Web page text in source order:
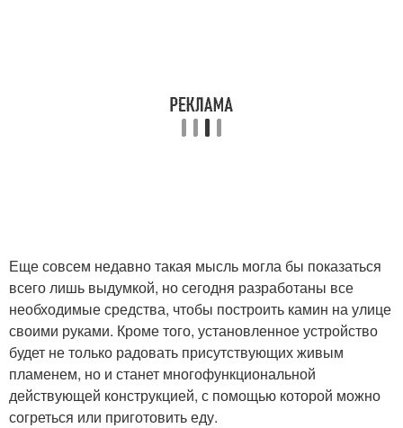
Еще совсем недавно такая мысль могла бы показаться
всего лишь выдумкой, но сегодня разработаны все
необходимые средства, чтобы построить камин на улице
своими руками. Кроме того, установленное устройство
будет не только радовать присутствующих живым
пламенем, но и станет многофункциональной
действующей конструкцией, с помощью которой можно
согреться или приготовить еду.